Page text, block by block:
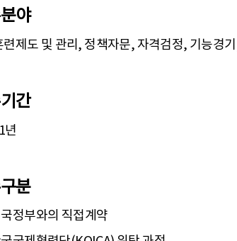
야
련제도 및 관리, 정책자문, 자격검정, 기능경
간
년
분
정부와의 직접계약